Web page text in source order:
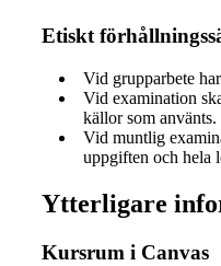
Etiskt
Vid grupparbete
Vid examination
källor som använts.
Vid muntlig
uppgiften och hela
Ytterligare
Kursrum i Canvas